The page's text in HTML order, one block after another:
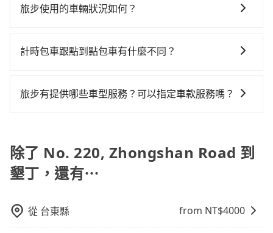
南投縣少部分小黃司機不按表收費，看乘客是外地人便
擇搭乘高鐵而不預約包車，不僅至少額外負擔270元車
$7,100。當然這金額比搭計程車便宜，但如果你當天只
Road還有段路，且須配合車行營業時間做租還動作，另
還車時可能遭遇各種莫名理由而被額外收費，風險可謂
北的500倍之多。如果當天或隔天也要原路返回，屏東縣
採現場議價，建議最好先上網預約，以免當場被坑受
您選擇「計時包車」，中途需要加點停靠，則不需要額
的便利性和彈性，探訪更多的景點，並且可以按照自己
入體驗當地的生活和文化。在探訪景點時，可以積極尋
富自己的旅程。
旅步使用的車輛狀況如何？
都是經過定期保養及維護的。我們致力於提供安全、舒
計時包車跟點到點包車有什麼不同？
不同之處： 計時包車：計時包車是按照用車時間來計
等。 點到點包車：點到點包車是按照里程和目的地來計
費，客戶可以預先告知出發地點A到目的地B，會根據路
線和里程來計算費用。這種服務通常適用於單程或從一
旅步有提供哪些車型服務？可以指定車款服務嗎？
有專人回覆您。
除了 No. 220, Zhongshan Road 到
墾丁，還有⋯
從 台東縣 from NT$4000